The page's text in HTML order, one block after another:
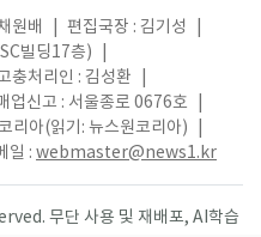
원배 편집국장 : 김기성
빌딩17층)
충처리인 : 김성환
업신고 : 서울종로 0676호
리아(읽기: 뉴스원코리아)
일 : webmaster@news1.kr
무단 사용 및 재배포, AI학습